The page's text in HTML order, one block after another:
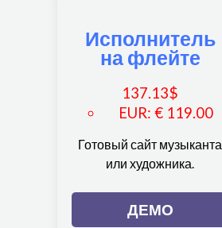
Исполнитель
на флейте
137.13$
EUR:€ 119.00
Готовый сайт музыканта
или художника.
ДЕМО